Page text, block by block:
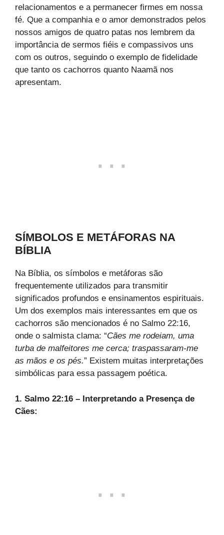
relacionamentos e a permanecer firmes em nossa
fé. Que a companhia e o amor demonstrados pelos
nossos amigos de quatro patas nos lembrem da
importância de sermos fiéis e compassivos uns
com os outros, seguindo o exemplo de fidelidade
que tanto os cachorros quanto Naamã nos
apresentam.
SÍMBOLOS E METÁFORAS NA
BÍBLIA
Na Bíblia, os símbolos e metáforas são
frequentemente utilizados para transmitir
significados profundos e ensinamentos espirituais.
Um dos exemplos mais interessantes em que os
cachorros são mencionados é no Salmo 22:16,
onde o salmista clama: “Cães me rodeiam, uma
turba de malfeitores me cerca; traspassaram-me
as mãos e os pés.” Existem muitas interpretações
simbólicas para essa passagem poética.
1. Salmo 22:16 – Interpretando a Presença de
Cães: